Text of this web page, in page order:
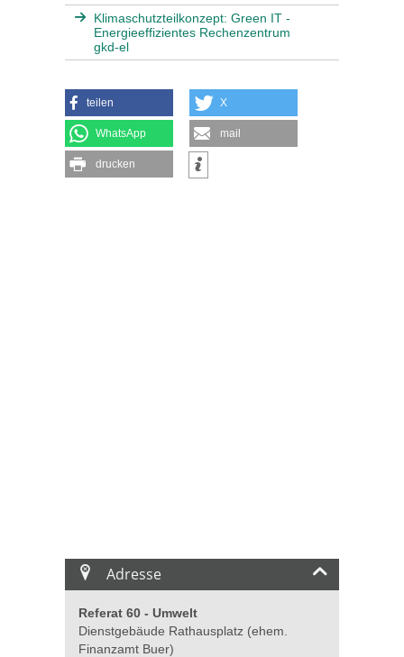
Klimaschutzteilkonzept: Green IT -
Energieeffizientes Rechenzentrum
gkd-el
teilen X
WhatsApp mail
drucken
Adresse
Referat 60 - Umwelt
Dienstgebäude Rathausplatz (ehem.
Finanzamt Buer)